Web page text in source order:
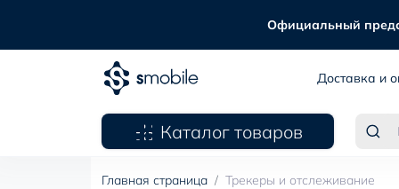
Официальный
Доставка и
Каталог товаров
Главная страница Трекеры и отслеживание